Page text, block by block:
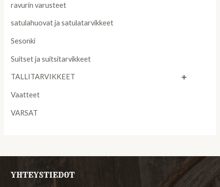
ravurin varusteet
satulahuovat ja satulatarvikkeet
Sesonki
Suitset ja suitsitarvikkeet
TALLITARVIKKEET
Vaatteet
VARSAT
YHTEYSTIEDOT